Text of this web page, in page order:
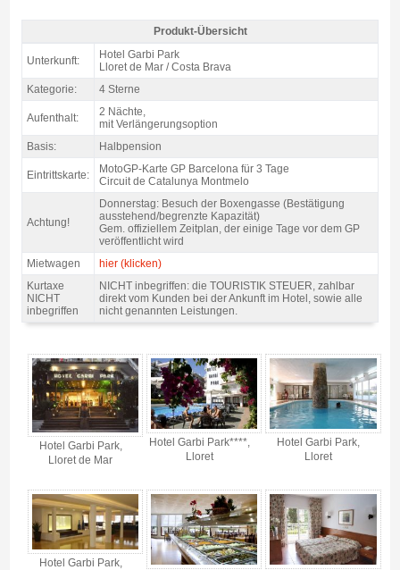
Pack Lloret motogp Katalonien, Hotel Garbi Park 4* / 2 Nächte HP - Produkt-
Übersicht
Produkt-Übersicht
Unterkunft:
Hotel Garbi Park
Lloret de Mar / Costa Brava
Kategorie:
4 Sterne
Aufenthalt:
2 Nächte,
mit Verlängerungsoption
Basis:
Halbpension
Eintrittskarte:
MotoGP-Karte GP Barcelona für 3 Tage
Circuit de Catalunya Montmelo
Achtung!
Donnerstag: Besuch der Boxengasse (Bestätigung
ausstehend/begrenzte Kapazität)
Gem. offiziellem Zeitplan, der einige Tage vor dem GP
veröffentlicht wird
Mietwagen
hier (klicken)
Kurtaxe
NICHT
inbegriffen
NICHT inbegriffen: die TOURISTIK STEUER, zahlbar
direkt vom Kunden bei der Ankunft im Hotel, sowie alle
nicht genannten Leistungen.
4
Hotel Garbi Park,
Lloret de Mar
Hotel Garbi Park****,
Lloret
Hotel Garbi Park,
Lloret
Hotel Garbi Park,